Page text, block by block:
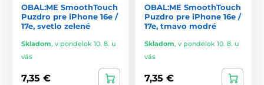
OBAL:ME SmoothTouch
Puzdro pre iPhone 16e /
17e, svetlo zelené
Skladom, v pondelok 10. 8. u
vás
7,35 €
OBAL:ME SmoothTouch
Puzdro pre iPhone 16e /
17e, tmavo modré
Skladom, v pondelok 10. 8. u
vás
7,35 €